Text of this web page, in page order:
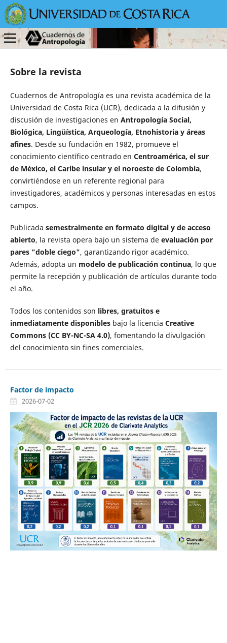
Sobre la revista
Cuadernos de Antropología es una revista académica de la
Universidad de Costa Rica (UCR), dedicada a la difusión y
discusión de investigaciones en Antropología Social,
Biológica, Lingüística, Arqueología, Etnohistoria y áreas
afines. Desde su fundación en 1982, promueve el
conocimiento científico centrado en Centroamérica, el sur
de México, el Caribe insular y el noroeste de Colombia,
convirtiéndose en un referente regional para
investigadores, académicos y personas interesadas en estos
campos.
Publicada semestralmente en formato digital y de acceso
abierto, la revista opera bajo un sistema de evaluación por
pares "doble ciego", garantizando rigor académico.
Además, adopta un modelo de publicación continua, lo que
permite la recepción y publicación de artículos durante todo
el año.
Todos los contenidos son libres, gratuitos e
inmediatamente disponiblesbajo la licencia Creative
Commons (CC BY-NC-SA 4.0), fomentando la divulgación
del conocimiento sin fines comerciales.
Factor de impacto
2026-07-02